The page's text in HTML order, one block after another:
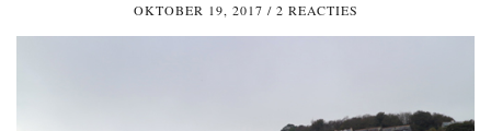
OKTOBER 19, 2017 / 2 REACTIES